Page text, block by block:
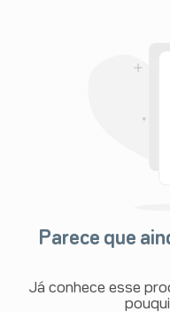
Parece que
Já conhece esse